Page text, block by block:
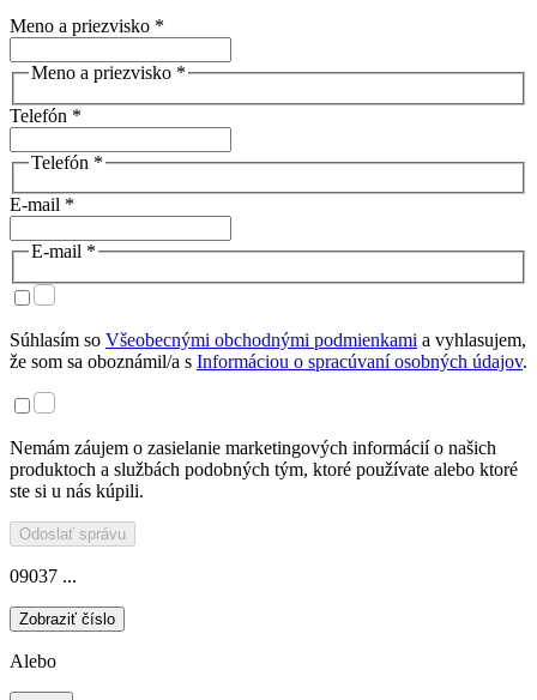
Meno a priezvisko *
Meno a priezvisko *
Telefón *
Telefón *
E-mail *
E-mail *
Súhlasím so Všeobecnými obchodnými podmienkami a vyhlasujem,
že som sa oboznámil/a s Informáciou o spracúvaní osobných údajov.
Nemám záujem o zasielanie marketingových informácií o našich
produktoch a službách podobných tým, ktoré používate alebo ktoré
ste si u nás kúpili.
Odoslať správu
09037 ...
Zobraziť číslo
Alebo